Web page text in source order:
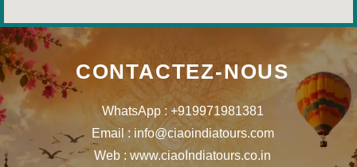
CONTACTEZ-NOUS
WhatsApp : +919971981381
Email : info@ciaoindiatours.com
Web : www.ciaoIndiatours.co.in